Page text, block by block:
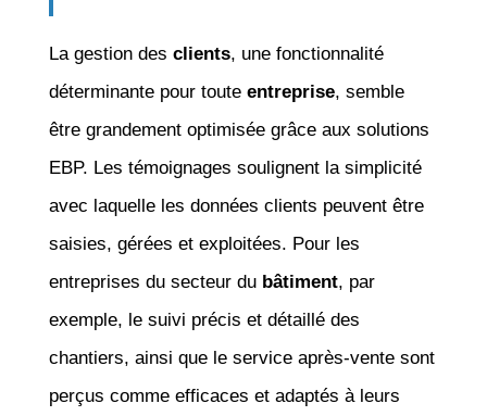
La gestion des clients, une fonctionnalité
déterminante pour toute entreprise, semble
être grandement optimisée grâce aux solutions
EBP. Les témoignages soulignent la simplicité
avec laquelle les données clients peuvent être
saisies, gérées et exploitées. Pour les
entreprises du secteur du bâtiment, par
exemple, le suivi précis et détaillé des
chantiers, ainsi que le service après-vente sont
perçus comme efficaces et adaptés à leurs